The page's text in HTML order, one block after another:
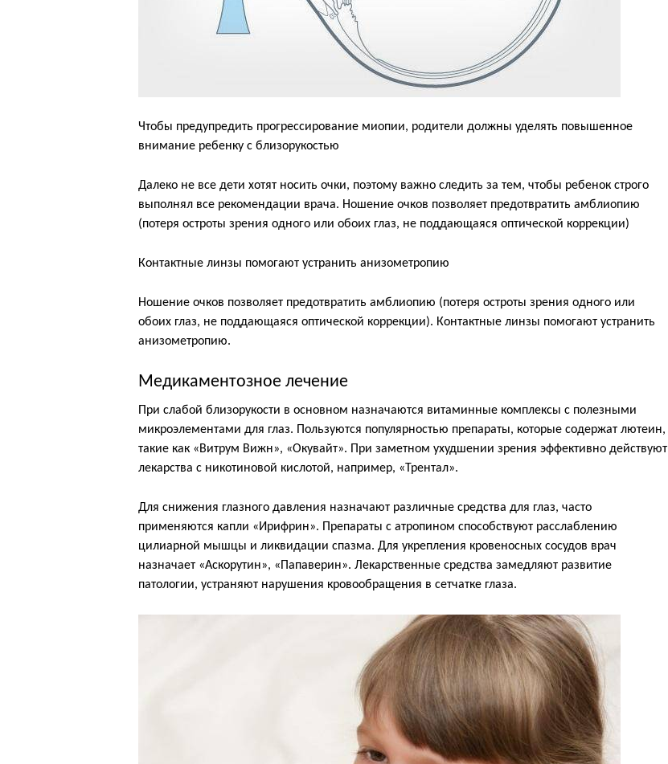
Чтобы предупредить прогрессирование миопии, родители должны уделять повышенное
внимание ребенку с близорукостью
Далеко не все дети хотят носить очки, поэтому важно следить за тем, чтобы ребенок строго
выполнял все рекомендации врача. Ношение очков позволяет предотвратить амблиопию
(потеря остроты зрения одного или обоих глаз, не поддающаяся оптической коррекции)
Контактные линзы помогают устранить анизометропию
Ношение очков позволяет предотвратить амблиопию (потеря остроты зрения одного или
обоих глаз, не поддающаяся оптической коррекции). Контактные линзы помогают устранить
анизометропию.
Медикаментозное лечение
При слабой близорукости в основном назначаются витаминные комплексы с полезными
микроэлементами для глаз. Пользуются популярностью препараты, которые содержат лютеин,
такие как «Витрум Вижн», «Окувайт». При заметном ухудшении зрения эффективно действуют
лекарства с никотиновой кислотой, например, «Трентал».
Для снижения глазного давления назначают различные средства для глаз, часто
применяются капли «Ирифрин». Препараты с атропином способствуют расслаблению
цилиарной мышцы и ликвидации спазма. Для укрепления кровеносных сосудов врач
назначает «Аскорутин», «Папаверин». Лекарственные средства замедляют развитие
патологии, устраняют нарушения кровообращения в сетчатке глаза.